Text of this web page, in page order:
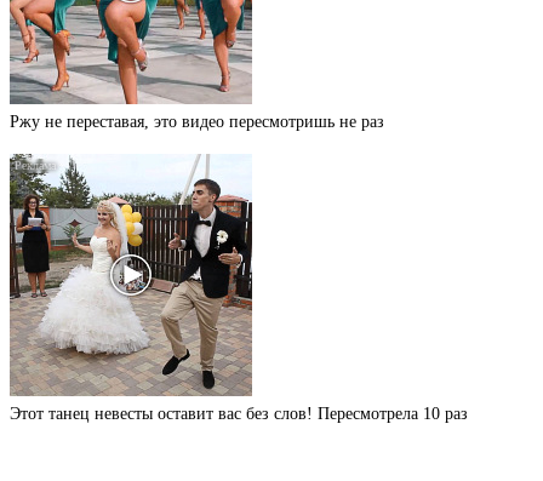
Ржу не переставая, это видео пересмотришь не раз
Этот танец невесты оставит вас без слов! Пересмотрела 10 раз